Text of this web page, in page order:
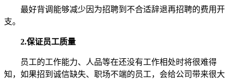
最好背调能够减少因为招聘到不合适辞退再招聘的费用开
支。
2.保证员工质量
员工的工作能力、人品等在还没有工作相处时将很难得
知，如果招到诚信缺失、职场不端的员工，会给公司带来很大